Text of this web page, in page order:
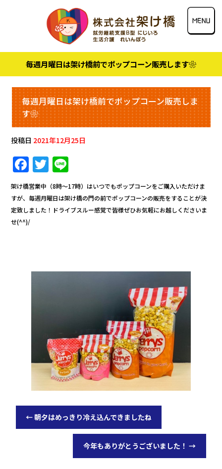
毎週月曜日は架け橋前でポップコーン販売します❀
毎週月曜日は架け橋前でポップコーン販売しま
す❀
投稿日 2021年12月25日
F
a
c
e
b
k
T
w
it
te
n
e
架け橋営業中（8時～17時）はいつでもポップコーンをご購入いただけま
すが、毎週月曜日は架け橋の門の前でポップコーンの販売をすることが決
定致しました！ドライブスルー感覚で皆様ぜひお気軽にお越しくださいま
せ(^^)/
←朝夕はめっきり冷え込んできましたね
今年もありがとうございました！ →